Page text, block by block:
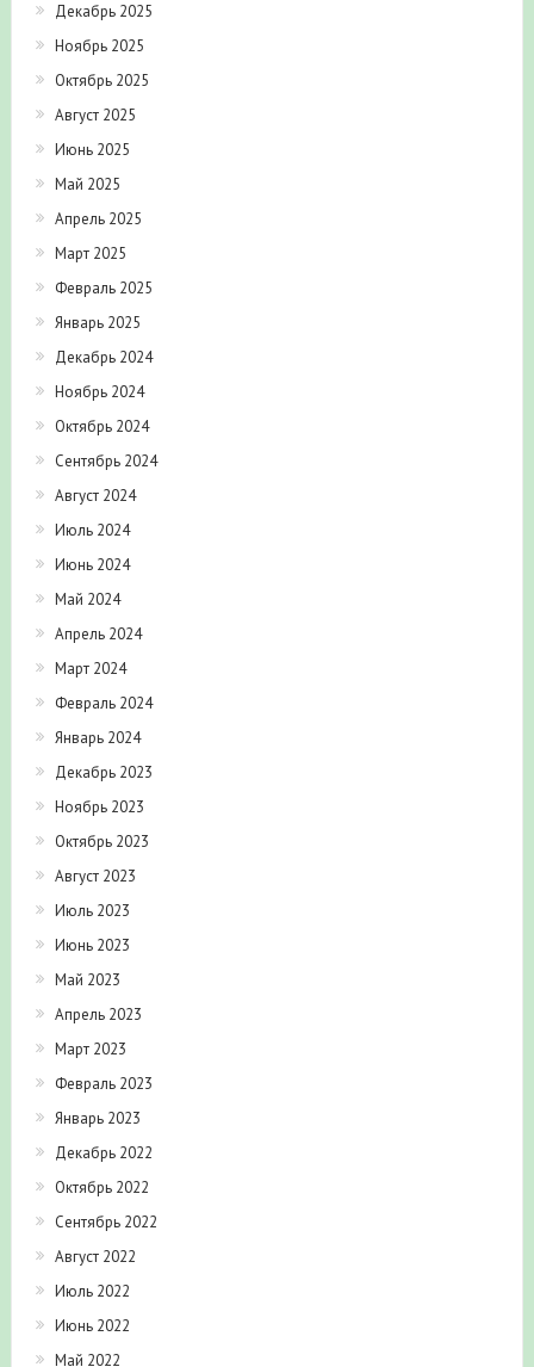
Декабрь 2025
Ноябрь 2025
Октябрь 2025
Август 2025
Июнь 2025
Май 2025
Апрель 2025
Март 2025
Февраль 2025
Январь 2025
Декабрь 2024
Ноябрь 2024
Октябрь 2024
Сентябрь 2024
Август 2024
Июль 2024
Июнь 2024
Май 2024
Апрель 2024
Март 2024
Февраль 2024
Январь 2024
Декабрь 2023
Ноябрь 2023
Октябрь 2023
Август 2023
Июль 2023
Июнь 2023
Май 2023
Апрель 2023
Март 2023
Февраль 2023
Январь 2023
Декабрь 2022
Октябрь 2022
Сентябрь 2022
Август 2022
Июль 2022
Июнь 2022
Май 2022